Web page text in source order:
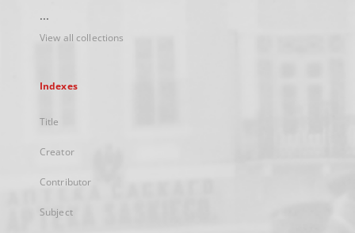
...
View all collections
Indexes
Title
Creator
Contributor
Subject